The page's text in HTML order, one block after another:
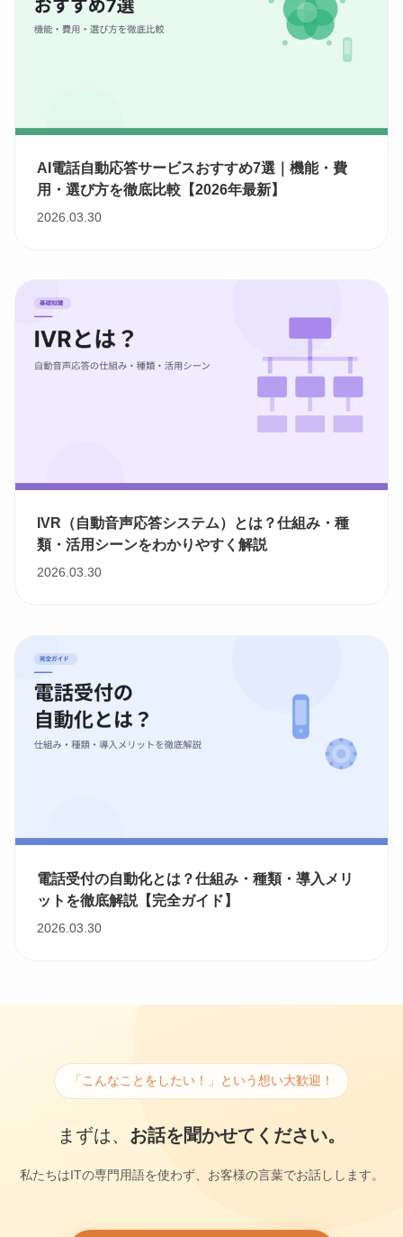
AI電話自動応答サービスおすすめ7選｜機能・費
用・選び方を徹底比較【2026年最新】
2026.03.30
IVR（自動音声応答システム）とは？仕組み・種
類・活用シーンをわかりやすく解説
2026.03.30
電話受付の自動化とは？仕組み・種類・導入メリ
ットを徹底解説【完全ガイド】
2026.03.30
「こんなことをしたい！」という想い大歓迎！
まずは、 お話を聞かせてください。
私たちはITの専門用語を使わず、お客様の言葉でお話しします。